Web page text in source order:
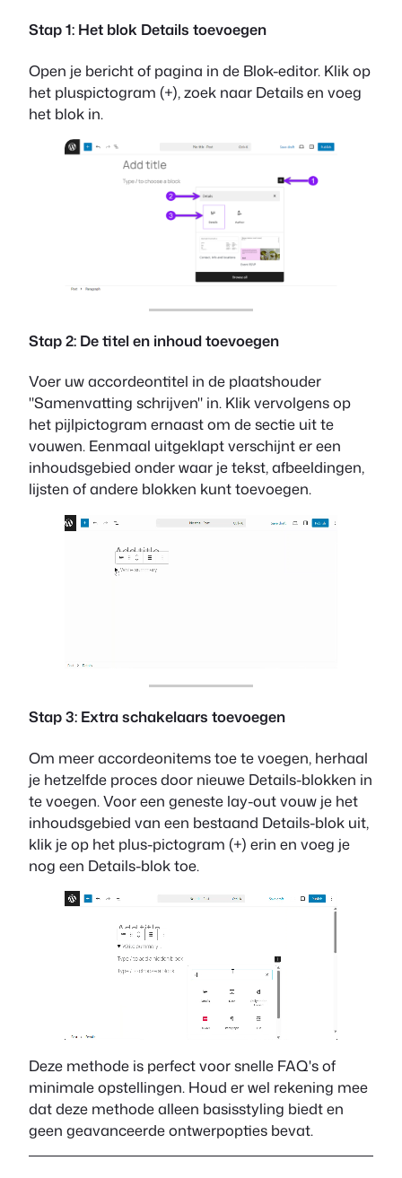
Stap 1: Het blok Details toevoegen
Open je bericht of pagina in de Blok-editor. Klik op
het pluspictogram (+), zoek naar Details en voeg
het blok in.
Stap 2: De titel en inhoud toevoegen
Voer uw accordeontitel in de plaatshouder
"Samenvatting schrijven" in. Klik vervolgens op
het pijlpictogram ernaast om de sectie uit te
vouwen. Eenmaal uitgeklapt verschijnt er een
inhoudsgebied onder waar je tekst, afbeeldingen,
lijsten of andere blokken kunt toevoegen.
Stap 3: Extra schakelaars toevoegen
Om meer accordeonitems toe te voegen, herhaal
je hetzelfde proces door nieuwe Details-blokken in
te voegen. Voor een geneste lay-out vouw je het
inhoudsgebied van een bestaand Details-blok uit,
klik je op het plus-pictogram (+) erin en voeg je
nog een Details-blok toe.
Deze methode is perfect voor snelle FAQ's of
minimale opstellingen. Houd er wel rekening mee
dat deze methode alleen basisstyling biedt en
geen geavanceerde ontwerpopties bevat.